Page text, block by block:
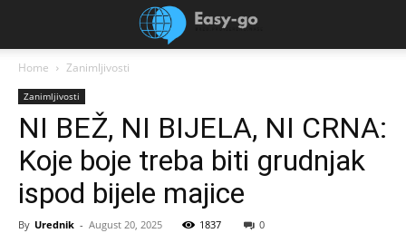
Home Zanimljivosti
Zanimljivosti
NI BEŽ, NI BIJELA, NI CRNA:
Koje boje treba biti grudnjak
ispod bijele majice
By Urednik - August 20, 2025 1837 0